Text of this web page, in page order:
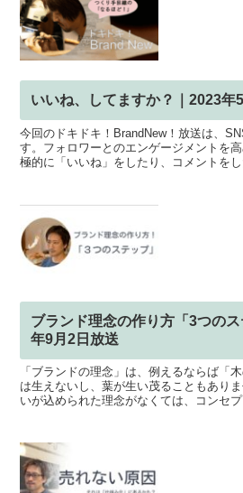
いいね、してますか？｜2023年
今回のドキドキ！BrandNew！放送は、
す。フォロワーとのエンゲージメントを
極的に「いいね」をしたり、コメントを
ブランド理念の作り方「3つの
年9月2日放送
「ブランドの理念」は、例えるならば「
は生えないし、葉が生い茂ることもあり
いが込められた理念がなくては、コンセ